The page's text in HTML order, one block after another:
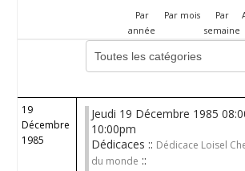
Par
année
Par mois
Par
semaine
Choisissez une catégorie pour filtrer la liste
19
Décembre
1985
Jeudi 19 Décembre 1985
10:00pm
Dédicaces :: Dédicace Loisel
du monde ::